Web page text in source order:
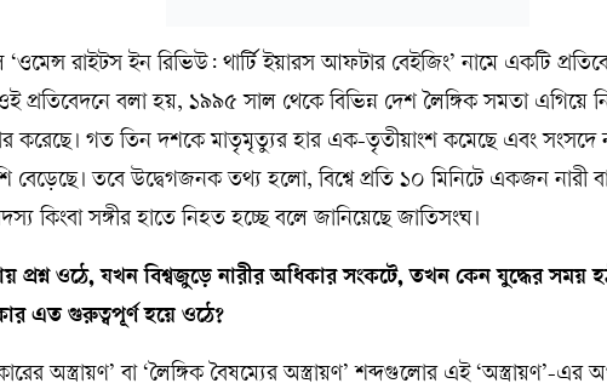
রাইটস ইন রিভিউ: থার্টি ইয়ারস আফটার বেইজিং’ নামে একটি
প্রতিবেদনে বলা হয়, ১৯৯৫ সাল থেকে বিভিন্ন দেশ লৈঙ্গিক সমতা এগিয়ে
করেছে। গত তিন দশকে মাতৃমৃত্যুর হার এক-তৃতীয়াংশ কমেছে এবং সংসদে
বেড়েছে। তবে উদ্বেগজনক তথ্য হলো, বিশ্বে প্রতি ১০ মিনিটে একজন নারী
কিংবা সঙ্গীর হাতে নিহত হচ্ছে বলে জানিয়েছে জাতিসংঘ।
প্রশ্ন ওঠে, যখন বিশ্বজুড়ে নারীর অধিকার সংকটে, তখন কেন যুদ্ধের সময়
এত গুরুত্বপূর্ণ হয়ে ওঠে?
অস্ত্রায়ণ’ বা ‘লৈঙ্গিক বৈষম্যের অস্ত্রায়ণ’ শব্দগুলোর এই ‘অস্ত্রায়ণ’-